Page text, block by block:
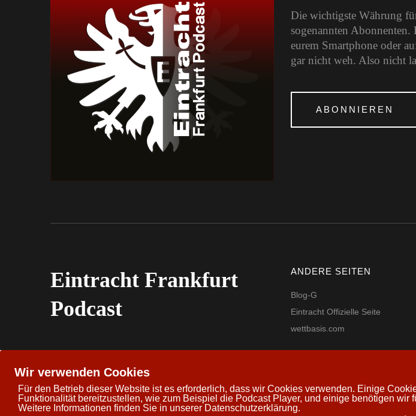
Die wichtigste Währung
sogenannten
eurem Smartphone oder
gar nicht weh. Also nicht
ABONNIEREN
Eintracht Frankfurt
Podcast
ANDERE SEITEN
Blog-G
Eintracht Offizielle Seite
wettbasis.com
Copyright © 2026 Eintracht Frankfurt Podcast Powered byWordPress
Theme: Uku by Elmastudio
Wir verwenden Cookies
Für den Betrieb dieser Website ist es erforderlich, dass wir Cookies verwenden. Einige
Funktionalität bereitzustellen, wie zum Beispiel die Podcast Player, und einige benötigen wir
Weitere Informationen finden Sie in unserer Datenschutzerklärung.